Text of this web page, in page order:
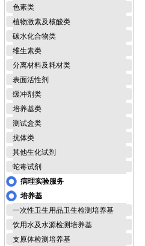
色素类
植物激素及核酸类
碳水化合物类
维生素类
分离材料及耗材类
表面活性剂
缓冲剂类
培养基类
测试盒类
抗体类
其他生化试剂
蛇毒试剂
病理实验服务
培养基
一次性卫生用品卫生检测培养基
饮用水及水源检测培养基
支原体检测培养基